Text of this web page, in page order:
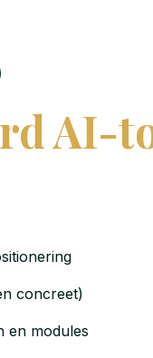
AI-
concreet)
en modules